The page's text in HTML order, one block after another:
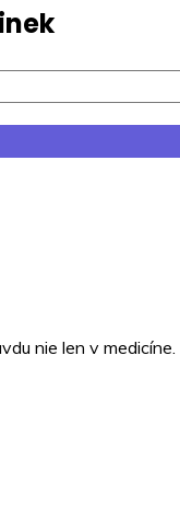
nie len v medicíne.